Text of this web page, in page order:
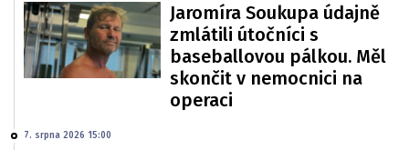
Jaromíra Soukupa údajně
zmlátili útočníci s
baseballovou pálkou. Měl
skončit v nemocnici na
operaci
7. srpna 2026 15:00